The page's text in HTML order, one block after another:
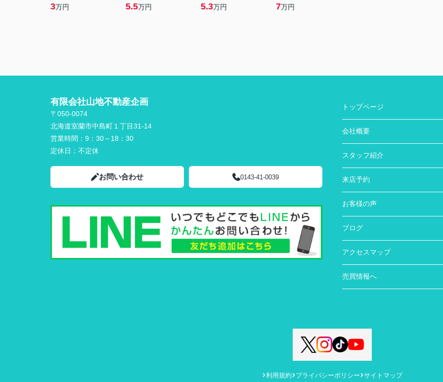
3万円 5.5万円 5.3万円 7万円
有限会社山地不動産企画
〒050-0074
北海道室蘭市中島町１丁目31-14
営業時間： 9：30～18：30
定休日： 不定休
お問い合わせ 0143-41-0039
トップページ
会社概要
スタッフ紹介
来店予約
お客様の声
ブログ
アクセスマップ
売買情報へ
利用規約 プライバシーポリシー サイトマップ